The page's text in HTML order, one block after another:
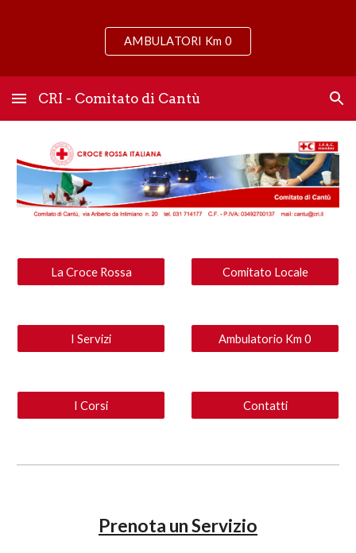
Skip to main content Skip to navigation
AMBULATORI Km 0
CRI - Comitato di Cantù
La Croce Rossa Comitato Locale
I Servizi Ambulatorio Km 0
I Corsi Contatti
Prenota un Servizio